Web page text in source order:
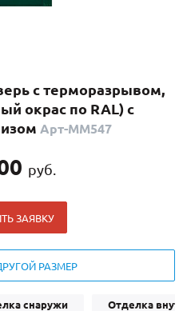
с терморазрывом,
окрас по RAL) с
Арт-ММ547
руб.
ЗАЯВКУ
РАЗМЕР
снаружи Отделка